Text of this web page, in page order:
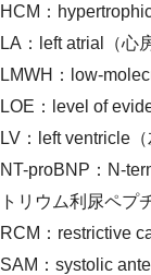
HCM：
LA：left atrial（心
LMWH：low-
LOE：level of
LV：left ventricle（
NT-proBNP：N-
トリウム利尿ペプ
RCM：restrictive
SAM：systolic